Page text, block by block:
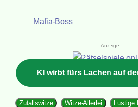
Mafia-Boss
Anzeige
KI wirbt fürs Lachen auf
Zufallswitze Witze-Allerlei Lustige